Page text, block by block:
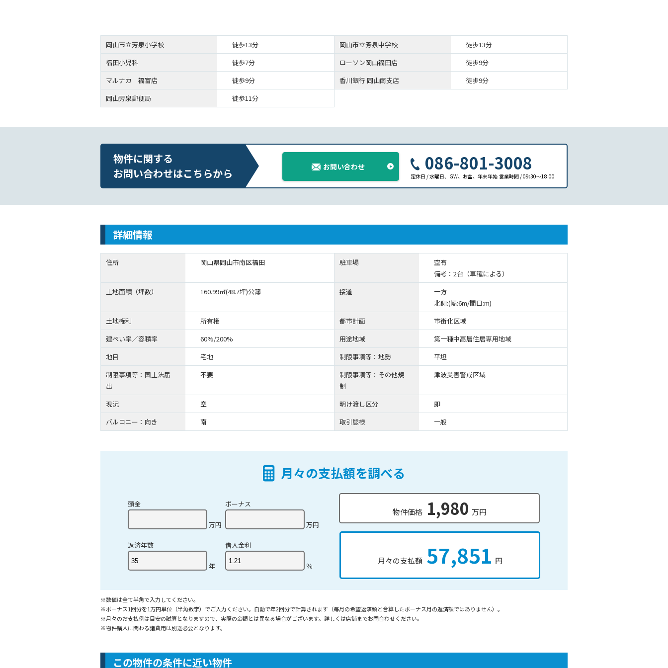
岡山市立芳泉小学校 徒歩13分 岡山市立芳泉中学校
徒歩13分
福田小児科
徒歩7分 ローソン岡山福田店
徒歩9分
マルナカ 福富店
徒歩9分 香川銀行 岡山南支店
徒歩9分
岡山芳泉郵便局
徒歩11分
物件に関する
お問い合わせはこちらから
お問い合わせ 086-801-3008
定休日 / 水曜日、GW、お盆、年末年始 営業時間 / 09:30〜18:00
詳細情報
住所 岡山県岡山市南区福田 駐車場
空有
備考：2台（車種による）
土地面積（坪数）
160.99㎡(48.7坪)公簿 接道
一方
北側:(幅:6m/間口:m)
土地権利
所有権 都市計画
市街化区域
建ぺい率／容積率
60%/200% 用途地域
第一種中高層住居専用地域
地目
宅地 制限事項等：地勢
平坦
制限事項等：国土法届
出
不要
制限事項等：その他規
制
津波災害警戒区域
現況 空 明け渡し区分
即
バルコニー：向き
南 取引態様 一般
月々の支払額を調べる
物件価格 1,980 万円
頭金
万円
ボーナス
万円
返済年数
年
借入金利
％
月々の支払額 57,851 円
※数値は全て半角で入力してください。
※ボーナス1回分を1万円単位（半角数字）でご入力ください。自動で年2回分で計算されます（毎月の希望返済額と合算したボーナス月の返済額ではありません）。
※月々のお支払例は目安の試算となりますので、実際の金額とは異なる場合がございます。詳しくは店舗までお問合わせください。
※物件購入に関わる諸費用は別途必要となります。
この物件の条件に近い物件